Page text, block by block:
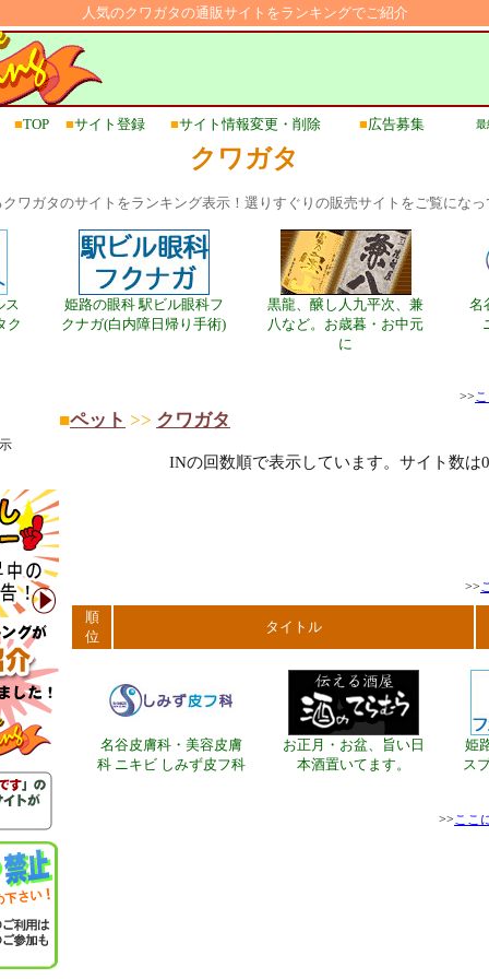
人気のクワガタの通販サイトをランキングでご紹介
■TOP ■サイト登録 ■サイト情報変更・削除 ■広告募集 最
クワガタ
クワガタのサイトをランキング表示！選りすぐりの販売サイトをご覧になっ
ス
ク
姫路の眼科 駅ビル眼科フ
クナガ(白内障日帰り手術)
黒龍、醸し人九平次、兼
八など。お歳暮・お中元
に
名
>>
■ペット >> クワガタ
INの回数順で表示しています。サイト数は0
>>
順
位
タイトル
名谷皮膚科・美容皮膚
科 ニキビ しみず皮フ科
お正月・お盆、旨い日
本酒置いてます。
姫
ス
>>ここ